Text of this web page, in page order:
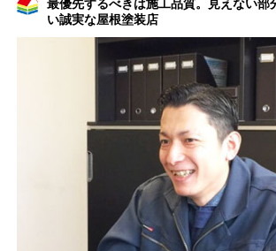
最優先するべきは施工品質。見えない部
い誠実な屋根塗装店